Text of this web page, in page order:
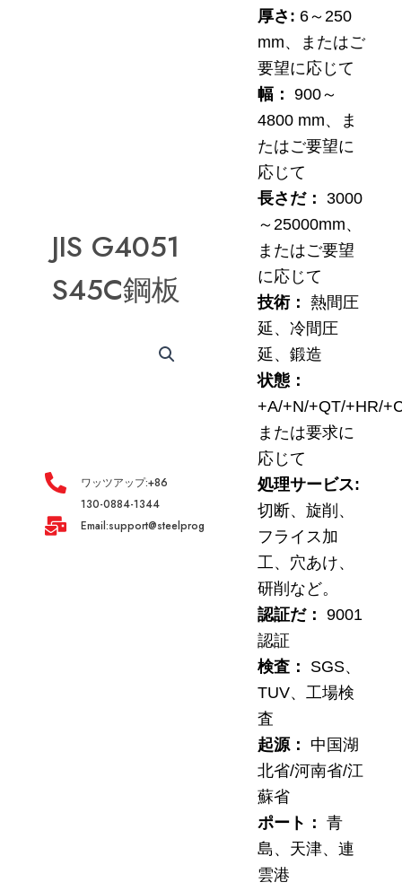
JIS G4051
S45C鋼板
ワッツアップ:+86
130-0884-1344
Email:support@steelprogroup.com
厚さ: 6～250
mm、またはご
要望に応じて
幅： 900～
4800 mm、ま
たはご要望に
応じて
長さだ： 3000
～25000mm、
またはご要望
に応じて
技術： 熱間圧
延、冷間圧
延、鍛造
状態：
+A/+N/+QT/+HR/
または要求に
応じて
処理サービス:
切断、旋削、
フライス加
工、穴あけ、
研削など。
認証だ： 9001
認証
検査：
SGS、
TUV、工場検
査
起源：
中国湖
北省/河南省/江
蘇省
ポート： 青
島、天津、連
雲港